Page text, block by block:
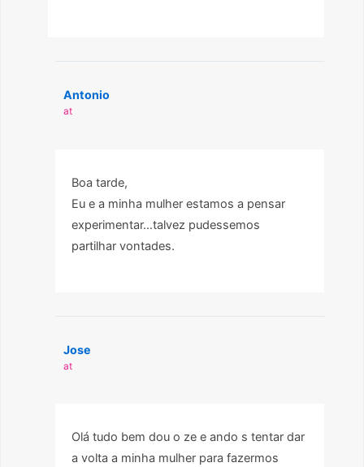
Antonio
at
Boa tarde,
Eu e a minha mulher estamos a pensar
experimentar…talvez pudessemos
partilhar vontades.
Jose
at
Olá tudo bem dou o ze e ando s tentar dar
a volta a minha mulher para fazermos